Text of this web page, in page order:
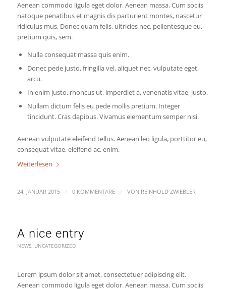
Aenean commodo ligula eget dolor. Aenean massa. Cum sociis
natoque penatibus et magnis dis parturient montes, nascetur
ridiculus mus. Donec quam felis, ultricies nec, pellentesque eu,
pretium quis, sem.
Nulla consequat massa quis enim.
Donec pede justo, fringilla vel, aliquet nec, vulputate eget,
arcu.
In enim justo, rhoncus ut, imperdiet a, venenatis vitae, justo.
Nullam dictum felis eu pede mollis pretium. Integer
tincidunt. Cras dapibus. Vivamus elementum semper nisi.
Aenean vulputate eleifend tellus. Aenean leo ligula, porttitor eu,
consequat vitae, eleifend ac, enim.
Weiterlesen
24. JANUAR 2015 / 0 KOMMENTARE / VON REINHOLD ZWIEBLER
A nice entry
NEWS, UNCATEGORIZED
Lorem ipsum dolor sit amet, consectetuer adipiscing elit.
Aenean commodo ligula eget dolor. Aenean massa. Cum sociis